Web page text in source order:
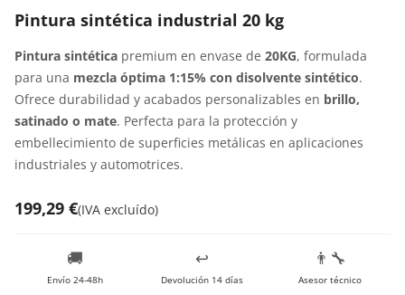
Pintura sintética industrial 20 kg
Pintura sintética premium en envase de 20KG, formulada
para una mezcla óptima 1:15% con disolvente sintético.
Ofrece durabilidad y acabados personalizables en brillo,
satinado o mate. Perfecta para la protección y
embellecimiento de superficies metálicas en aplicaciones
industriales y automotrices.
199,29 €(IVA excluído)
🚚
Envío 24-48h
↩️
Devolución 14 días
👨‍🔧
Asesor técnico